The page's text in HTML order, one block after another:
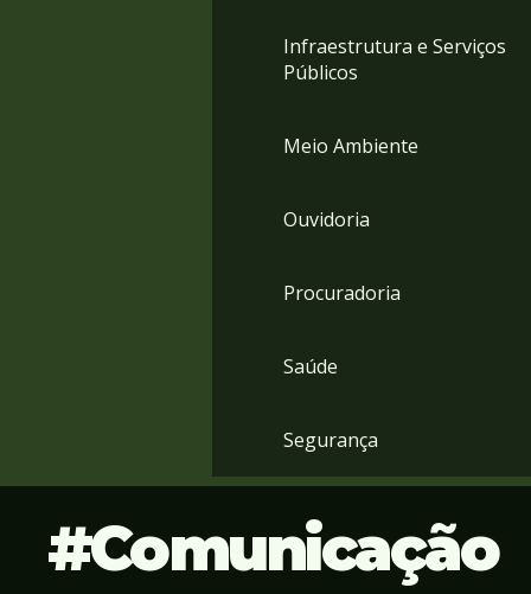
Infraestrutura e Serviços
Públicos
Meio Ambiente
Ouvidoria
Procuradoria
Saúde
Segurança
Comunicação